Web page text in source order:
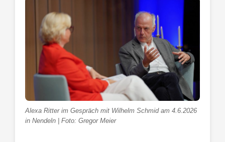
Alexa Ritter im Gespräch mit Wilhelm Schmid am 4.6.2026
in Nendeln | Foto: Gregor Meier